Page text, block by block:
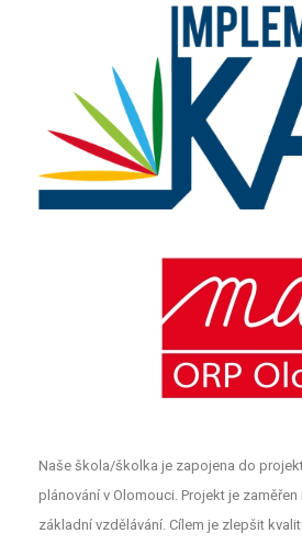
Naše škola/školka je zapojena do
plánování v Olomouci. Projekt je
základní vzdělávání. Cílem je zlepšit